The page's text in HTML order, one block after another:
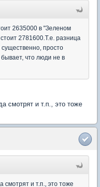
2635000 в "Зеленом
2781600.Т.е. разница
просто
бывает, что люди не в
смотрят и т.п., это тоже
смотрят и т.п., это тоже